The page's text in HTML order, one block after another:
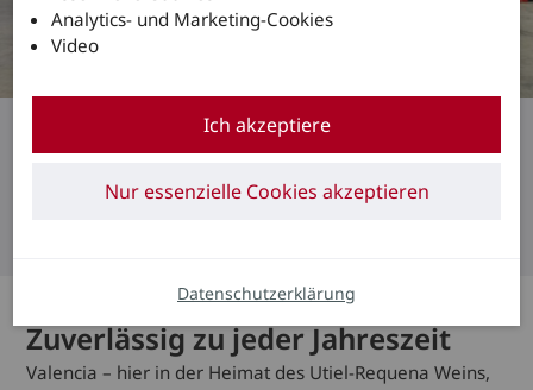
Linde Mietlösungen bei Agua Mineral San
Auch im Sommer einen
Zuverlässig zu jeder Jahreszeit
Valencia – hier in der Heimat des Utiel-Requena Weins,
Analytics- und Marketing-Cookies
Video
Ich akzeptiere
Nur essenzielle Cookies akzeptieren
Datenschutzerklärung